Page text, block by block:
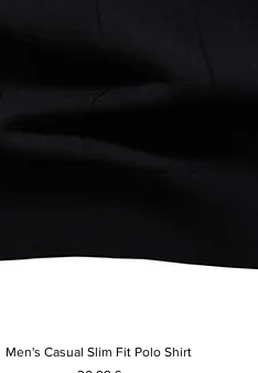
Rychlý náhled
Men's Casual Slim Fit Polo Shirt